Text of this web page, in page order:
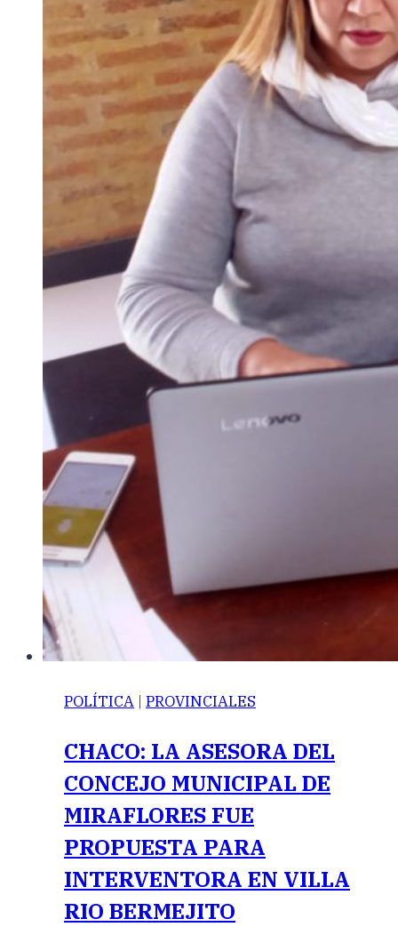
POLÍTICA | PROVINCIALES
CHACO: LA ASESORA DEL
CONCEJO MUNICIPAL DE
MIRAFLORES FUE
PROPUESTA PARA
INTERVENTORA EN VILLA
RIO BERMEJITO